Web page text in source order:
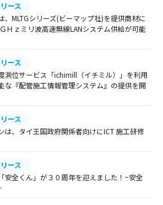
ース
MLTGシリーズ(ビーマップ社)を提供商材に
Ｈｚミリ波高速無線LANシステム供給が可能
ース
測位サービス「ichimill（イチミル）」を利用
な『配管施工情報管理システム』の提供を開
ース
は、タイ王国政府関係者向けにICT 施工研修
ース
安全くん」が３０周年を迎えました！~安全